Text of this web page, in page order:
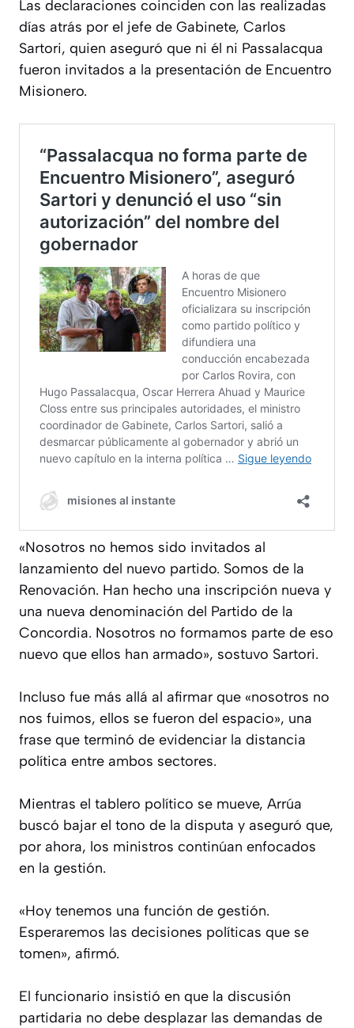
Las declaraciones coinciden con las realizadas
días atrás por el jefe de Gabinete, Carlos
Sartori, quien aseguró que ni él ni Passalacqua
fueron invitados a la presentación de Encuentro
Misionero.
«Nosotros no hemos sido invitados al
lanzamiento del nuevo partido. Somos de la
Renovación. Han hecho una inscripción nueva y
una nueva denominación del Partido de la
Concordia. Nosotros no formamos parte de eso
nuevo que ellos han armado», sostuvo Sartori.
Incluso fue más allá al afirmar que «nosotros no
nos fuimos, ellos se fueron del espacio», una
frase que terminó de evidenciar la distancia
política entre ambos sectores.
Mientras el tablero político se mueve, Arrúa
buscó bajar el tono de la disputa y aseguró que,
por ahora, los ministros continúan enfocados
en la gestión.
«Hoy tenemos una función de gestión.
Esperaremos las decisiones políticas que se
tomen», afirmó.
El funcionario insistió en que la discusión
partidaria no debe desplazar las demandas de